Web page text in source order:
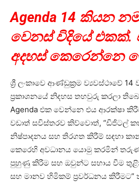
Agenda 14 කියන
වෙනස් විදියේ
අදහස් කෙරෙන්නෙ
ශ්‍රී ලංකාවෙ ආණ්ඩුක්‍රම ව්‍යවස්ථාවේ
ප්‍රකාශනයේ නිදහස තහවුරු කරලා
Agenda එක වෙන්නෙ එය ආරක්ෂා
වඩාත් සවිස්තරව කිව්වොත්, “ඩිජිටල්
නිෂ්පාදනය සහ තිරගත කිරීම් සඳහා
කෙරෙහි අවධානය යොමු කරමින් තරුණ
පුහුණු කිරීම සහ ඔවුන්ට සහාය වීම
සහ මානව හිමිකම් ප්‍රවර්ධනය කිරීමට”